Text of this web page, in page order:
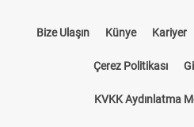
Bize Ulaşın Künye Kariyer
Çerez Politikası
KVKK Aydınlatma